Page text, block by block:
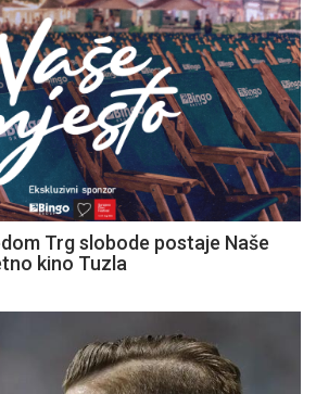
Trg slobode postaje Naše
kino Tuzla